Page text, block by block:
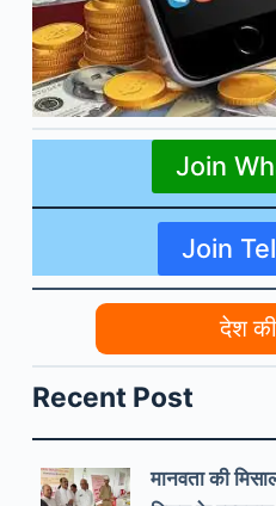
Join
Join
देश
Recent Post
मानवता की